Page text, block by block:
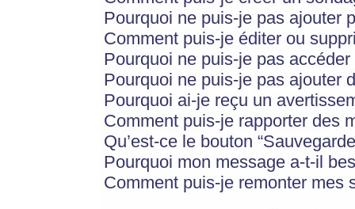
Pourquoi ne puis-je pas ajouter
Comment puis-je éditer ou
Pourquoi ne puis-je pas
Pourquoi ne puis-je pas ajouter
Pourquoi ai-je reçu un
Comment puis-je rapporter des
Qu’est-ce le bouton
Pourquoi mon message a-t-il
Comment puis-je remonter mes